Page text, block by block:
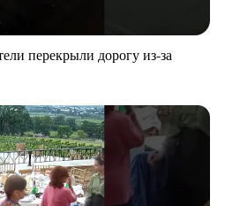
перекрыли дорогу из-за